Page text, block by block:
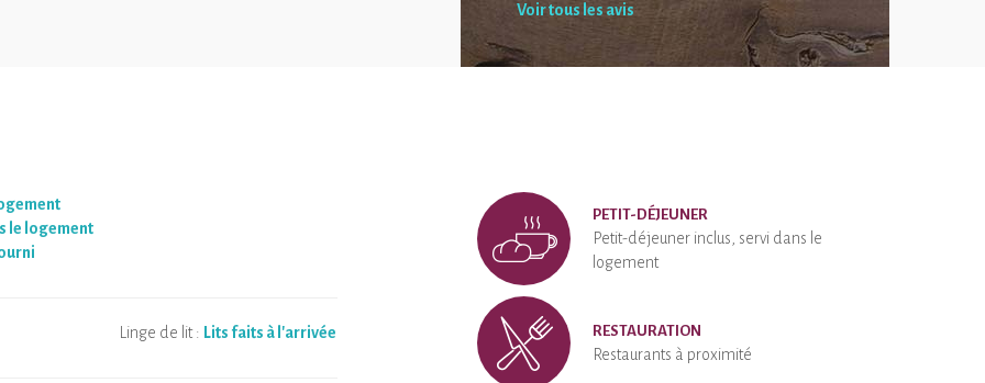
Voir tous les avis
le logement
Linge de lit : Lits faits à l'arrivée
PETIT-DÉJEUNER
Petit-déjeuner inclus, servi dans le
logement
RESTAURATION
Restaurants à proximité